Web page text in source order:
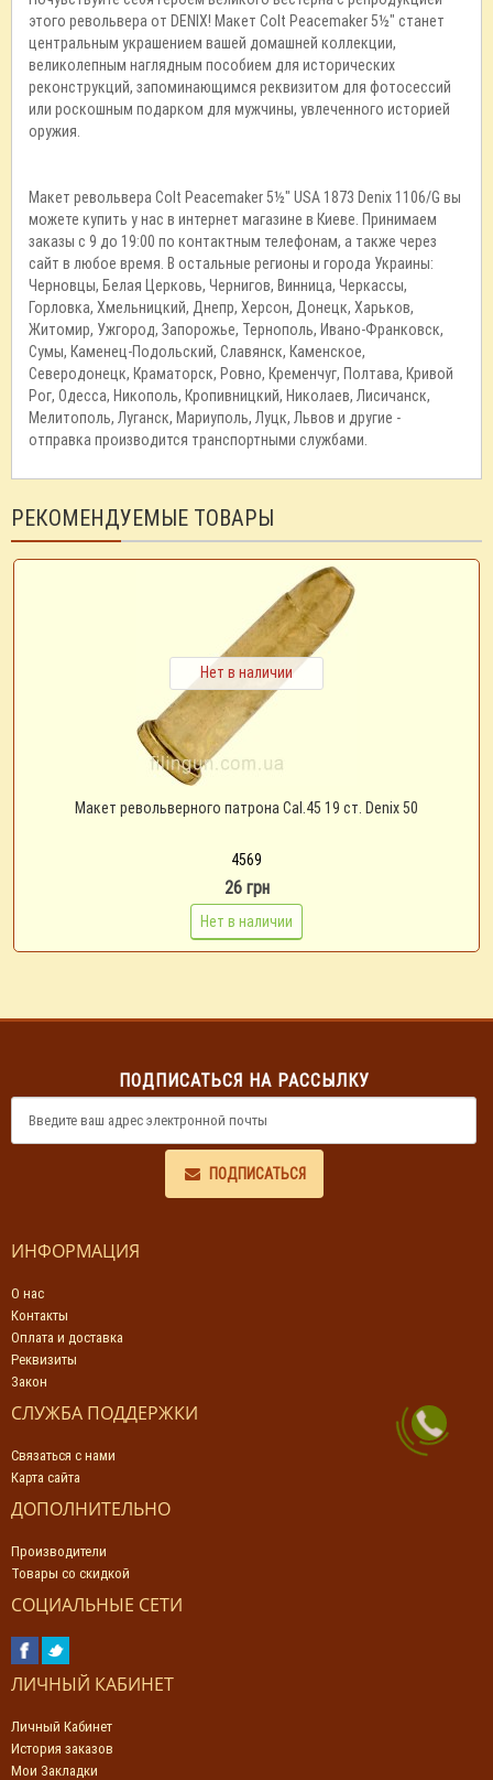
этого револьвера от DENIX! Макет Colt Peacemaker 5½" станет
центральным украшением вашей домашней коллекции,
великолепным наглядным пособием для исторических
реконструкций, запоминающимся реквизитом для фотосессий
или роскошным подарком для мужчины, увлеченного историей
оружия.
Макет револьвера Colt Peacemaker 5½" USA 1873 Denix 1106/G вы
можете купить у нас в интернет магазине в Киеве. Принимаем
заказы с 9 до 19:00 по контактным телефонам, а также через
сайт в любое время. В остальные регионы и города Украины:
Черновцы, Белая Церковь, Чернигов, Винница, Черкассы,
Горловка, Хмельницкий, Днепр, Херсон, Донецк, Харьков,
Житомир, Ужгород, Запорожье, Тернополь, Ивано-Франковск,
Сумы, Каменец-Подольский, Славянск, Каменское,
Северодонецк, Краматорск, Ровно, Кременчуг, Полтава, Кривой
Рог, Одесса, Никополь, Кропивницкий, Николаев, Лисичанск,
Мелитополь, Луганск, Мариуполь, Луцк, Львов и другие -
отправка производится транспортными службами.
РЕКОМЕНДУЕМЫЕ ТОВАРЫ
Нет в наличии
Макет револьверного патрона Cal.45 19 ст. Denix 50
4569
26 грн
Нет в наличии
ПОДПИСАТЬСЯ НА РАССЫЛКУ
ПОДПИСАТЬСЯ
ИНФОРМАЦИЯ
О нас
Контакты
Оплата и доставка
Реквизиты
Закон
СЛУЖБА ПОДДЕРЖКИ
Связаться с нами
Карта сайта
ДОПОЛНИТЕЛЬНО
Производители
Товары со скидкой
СОЦИАЛЬНЫЕ СЕТИ
ЛИЧНЫЙ КАБИНЕТ
Личный Кабинет
История заказов
Мои Закладки